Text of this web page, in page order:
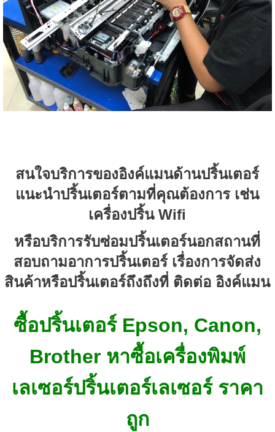
สนใจบริการของอิงค์แมนด้านปริ้นเตอร์
แนะนำปริ้นเตอร์ตามที่คุณต้องการ เช่น
เครื่องปริ้น Wifi
หรือบริการรับซ่อมปริ้นเตอร์นอกสถานที่
สอบถามอาการปริ้นเตอร์ เรื่องการจัดส่ง
สินค้าหรือปริ้นเตอร์ถึงถึงที่ ติดต่อ อิงค์แมน
ซื้อปริ้นเตอร์ Epson, Canon,
Brother หาซื้อเครื่องพิมพ์
เลเซอร์ปริ้นเตอร์เลเซอร์ ราคา
ถูก